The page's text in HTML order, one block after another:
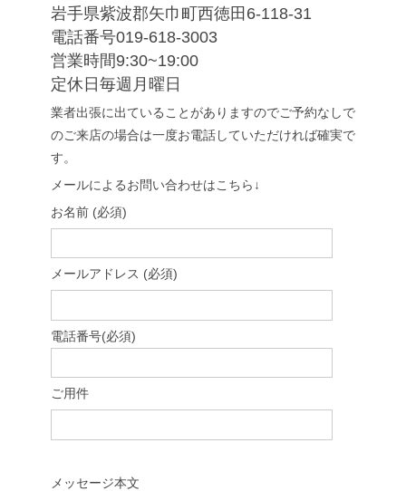
岩手県紫波郡矢巾町西徳田6-118-31
電話番号019-618-3003
営業時間9:30~19:00
定休日毎週月曜日
業者出張に出ていることがありますのでご予約なしで
のご来店の場合は一度お電話していただければ確実で
す。
メールによるお問い合わせはこちら↓
お名前 (必須)
メールアドレス (必須)
電話番号(必須)
ご用件
メッセージ本文